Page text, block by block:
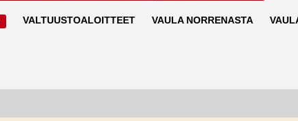
VALTUUSTOALOITTEET VAULA NORRENASTA